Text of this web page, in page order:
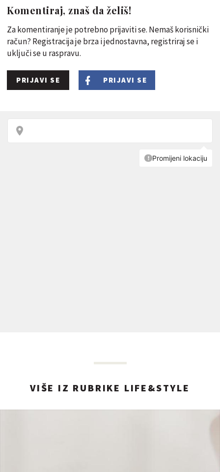
Komentiraj, znaš da želiš!
Za komentiranje je potrebno prijaviti se. Nemaš korisnički
račun? Registracija je brza i jednostavna, registriraj se i
uključi se u raspravu.
PRIJAVI SE PRIJAVI SE
VIŠE IZ RUBRIKE LIFE&STYLE